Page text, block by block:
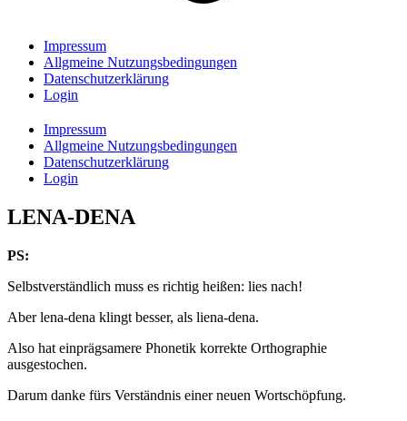
Impressum
Allgmeine Nutzungsbedingungen
Datenschutzerklärung
Login
Impressum
Allgmeine Nutzungsbedingungen
Datenschutzerklärung
Login
LENA-DENA
PS:
Selbstverständlich muss es richtig heißen: lies nach!
Aber lena-dena klingt besser, als liena-dena.
Also hat einprägsamere Phonetik korrekte Orthographie
ausgestochen.
Darum danke fürs Verständnis einer neuen Wortschöpfung.